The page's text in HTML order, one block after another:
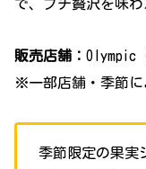
で、プチ贅沢を味わ
販売店舗： Olympic
※一部店舗・季節に
季節限定の果実